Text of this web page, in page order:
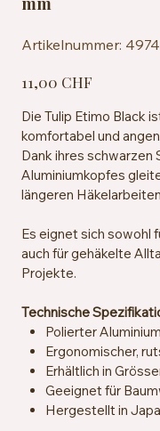
Artikelnummer:
11,00 CHF
Die Tulip Etimo Black
komfortabel und
Dank ihres
Aluminiumkopfes
längeren
Es eignet sich sowohl
auch für gehäkelte
Projekte.
Technische
Polierter
Ergonomischer,
Erhältlich in
Geeignet für
Hergestellt in